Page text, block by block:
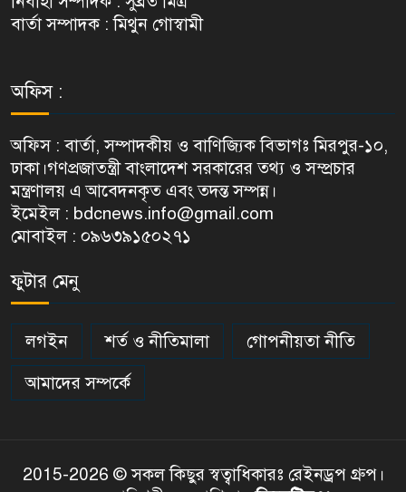
বার্তা সম্পাদক : মিথুন গোস্বামী
অফিস :
অফিস : বার্তা, সম্পাদকীয় ও বাণিজ্যিক বিভাগঃ মিরপুর-১০,
ঢাকা।গণপ্রজাতন্ত্রী বাংলাদেশ সরকারের তথ্য ও সম্প্রচার
মন্ত্রণালয় এ আবেদনকৃত এবং তদন্ত সম্পন্ন।
ইমেইল : bdcnews.info@gmail.com
মোবাইল : ০৯৬৩৯১৫০২৭১
ফুটার মেনু
লগইন শর্ত ও নীতিমালা
গোপনীয়তা নীতি
আমাদের সম্পর্কে
2015-2026 © সকল কিছুর স্বত্বাধিকারঃ রেইনড্রপ গ্রুপ।